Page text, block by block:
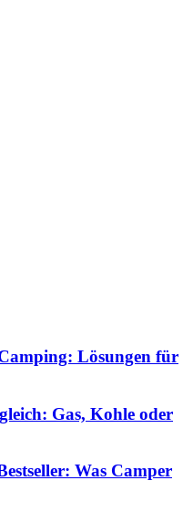
Lösungen für
Gas, Kohle oder
Was Camper